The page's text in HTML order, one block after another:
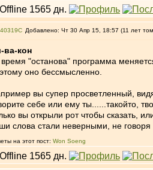
Добавлено: Чт 30 Апр 15, 18:57 (11 лет
ва-кон
время "останова" программа
оно бессмысленно.
вы супер просветленный,
себе или ему ты......такойто,
вы открыли рот чтобы сказать,
слова стали неверными, не
на этот пост: Won Soeng